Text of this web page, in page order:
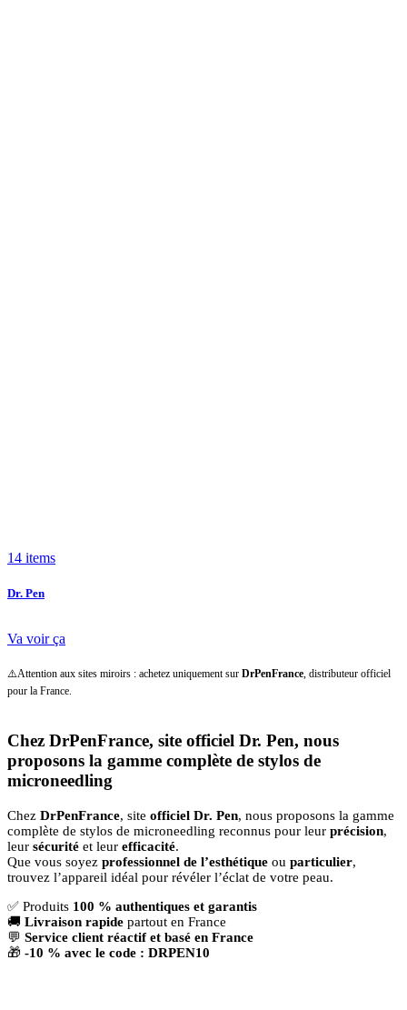
14 items
Dr. Pen
Va voir ça
⚠️Attention aux sites miroirs : achetez uniquement sur DrPenFrance , distributeur officiel
pour la France.
Chez DrPenFrance, site officiel Dr. Pen, nous
proposons la gamme complète de stylos de
microneedling
Chez DrPenFrance, site officiel Dr. Pen, nous proposons la gamme
complète de stylos de microneedling reconnus pour leur précision,
leur sécurité et leur efficacité.
Que vous soyez professionnel de l’esthétique ou particulier,
trouvez l’appareil idéal pour révéler l’éclat de votre peau.
✅ Produits 100 % authentiques et garantis
🚚 Livraison rapide partout en France
💬 Service client réactif et basé en France
🎁 -10 % avec le code : DRPEN10